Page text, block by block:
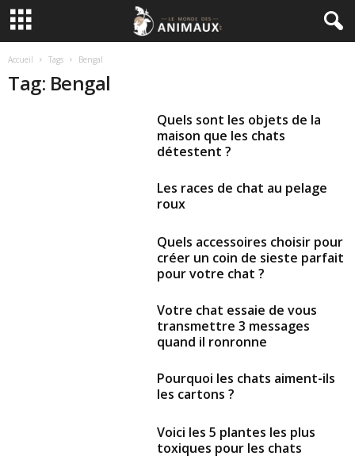
Accueil Tags Bengal
Tag: Bengal
Quels sont les objets de la
maison que les chats
détestent ?
Les races de chat au pelage
roux
Quels accessoires choisir pour
créer un coin de sieste parfait
pour votre chat ?
Votre chat essaie de vous
transmettre 3 messages
quand il ronronne
Pourquoi les chats aiment-ils
les cartons ?
Voici les 5 plantes les plus
toxiques pour les chats